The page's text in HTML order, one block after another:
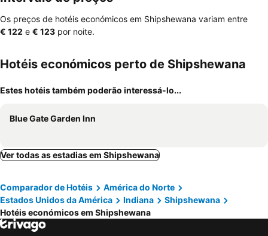
Os preços de hotéis económicos em Shipshewana variam entre
‎€ 122 e ‎€ 123 por noite.
Hotéis económicos perto de Shipshewana
Estes hotéis também poderão interessá-lo...
Blue Gate Garden Inn
Ver todas as estadias em Shipshewana
Comparador de Hotéis
América do Norte
Estados Unidos da América
Indiana
Shipshewana
Hotéis económicos em Shipshewana